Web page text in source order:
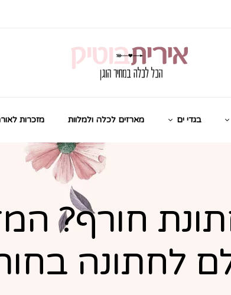
בגדי ים מארזים לכלה ולמלוות מזכרות
חורף?
לחתונה